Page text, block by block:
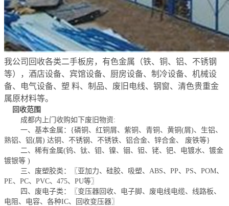
我公司回收各类二手板房，有色金属（铁、铜、铝、不锈钢
等），酒店设备、宾馆设备、厨房设备、制冷设备、机械设
备、电气设备、塑 料、制品、废旧电线、钢窗、清色贵重金
属原材料等。
回收范围
成都内上门收购如下废旧物资:
一、基本金属：{磷铜、红铜屑、紫铜、青铜、黄铜(屑)、生铝、
熟铝、铝(屑) 达铜、不锈钢、不锈铁、铝合金、锌合金、 废铁等}
二、稀有金属(钨、钛、钼、镍、铟、钽、铑、钯、电镀水、镀金
镀银等 )
三、废塑胶类：〖亚加力、硅胶、吸塑、ABS、PP、PS、POM、
PE、PC、PVC、475、PU等〗
四、废电子类：〖变压器回收、电子脚、废电线电缆、线路板、
电阻、电容、各种IC、回收变压器〗